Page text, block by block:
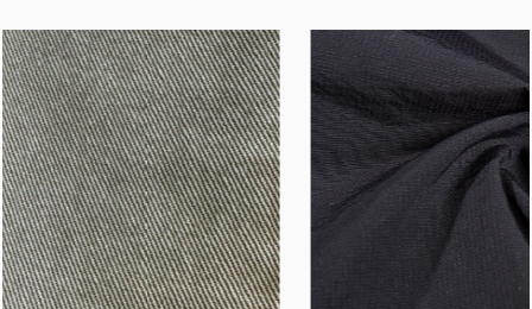
asistencia de ingeniería para su solicitud para su solicitud,
puede hablar con nuestro centro de servicio al cliente
sobre sus requisitos de abastecimiento.